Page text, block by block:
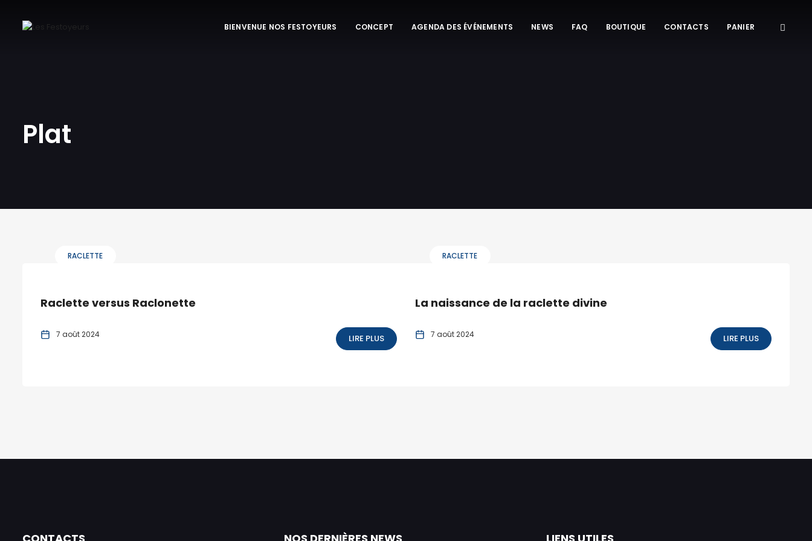
BIENVENUE NOS FESTOYEURS CONCEPT AGENDA DES ÉVÉNEMENTS NEWS FAQ BOUTIQUE CONTACTS PANIER
Plat
RACLETTE
Raclette versus Raclonette
7 août 2024 LIRE PLUS
RACLETTE
La naissance de la raclette divine
7 août 2024 LIRE PLUS